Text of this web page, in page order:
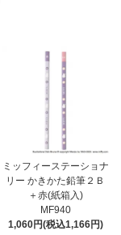
ミッフィーステーショナ
リー かきかた鉛筆２Ｂ
＋赤(紙箱入)
MF940
1,060円(税込1,166円)